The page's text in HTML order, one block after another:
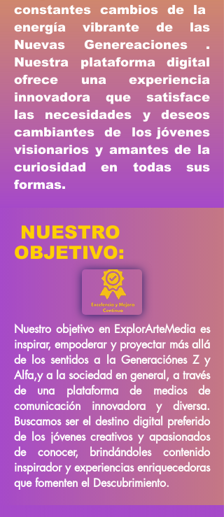
constantes cambios de la
energía vibrante de las
Nuevas Genereaciones .
Nuestra plataforma digital
ofrece una experiencia
innovadora que satisface
las necesidades y deseos
cambiantes de los jóvenes
visionarios y amantes de la
curiosidad en todas sus
formas.
NUESTRO
OBJETIVO:
Nuestro objetivo en ExplorArteMedia es
inspirar, empoderar y proyectar más allá
de los sentidos a la Generaciónes Z y
Alfa,y a la sociedad en general, a través
de una plataforma de medios de
comunicación innovadora y diversa.
Buscamos ser el destino digital preferido
de los jóvenes creativos y apasionados
de conocer, brindándoles contenido
inspirador y experiencias enriquecedoras
que fomenten el Descubrimiento.